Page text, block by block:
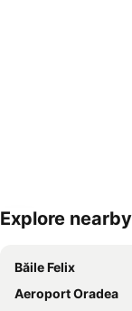
Explore
Băile Felix
Aeroport Oradea